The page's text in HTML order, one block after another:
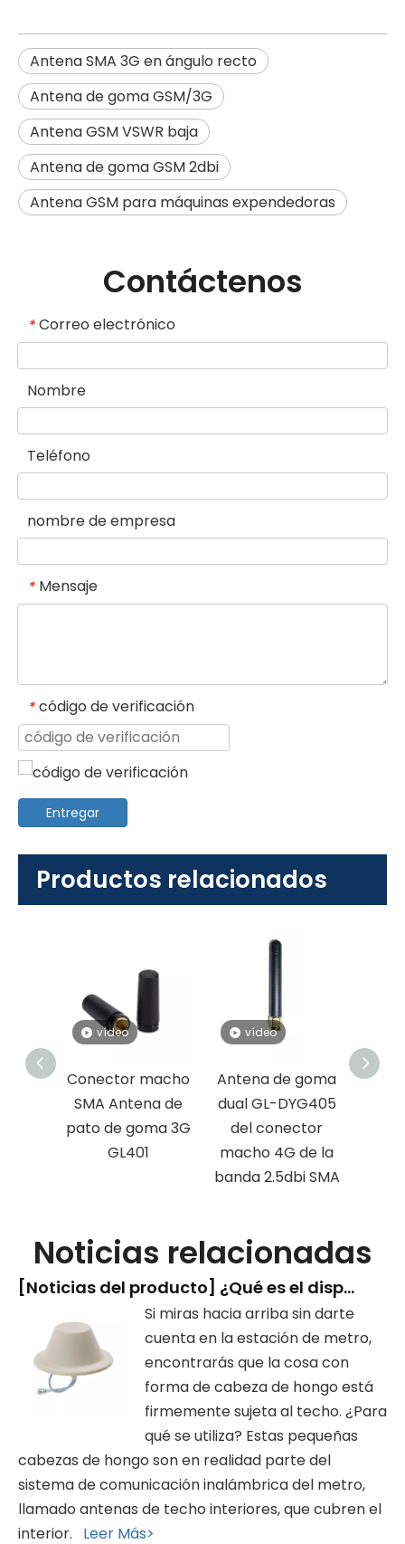
Antena SMA 3G en ángulo recto
Antena de goma GSM/3G
Antena GSM VSWR baja
Antena de goma GSM 2dbi
Antena GSM para máquinas expendedoras
Contáctenos
* Correo electrónico
Nombre
Teléfono
nombre de empresa
* Mensaje
* código de verificación
Entregar
Productos relacionados
vídeo
Antena de goma
dual GL-DYG405
del conector
macho 4G de la
vídeo
Conector SMA de
antena de goma
para la venta
caliente 868MHz
Noticias relacionadas
[Noticias del producto] ¿Qué es el dispositivo con forma de 'cabeza de hongo' que hay en la estación de metro?
Si miras hacia arriba sin darte
cuenta en la estación de metro,
encontrarás que la cosa con
forma de cabeza de hongo está
firmemente sujeta al techo. ¿Para
qué se utiliza? Estas pequeñas
cabezas de hongo son en realidad parte del
sistema de comunicación inalámbrica del metro,
llamado antenas de techo interiores, que cubren el
interior. Leer Más>